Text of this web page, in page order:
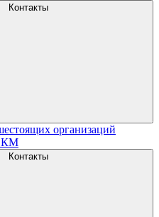
Контакты
организаций
Контакты